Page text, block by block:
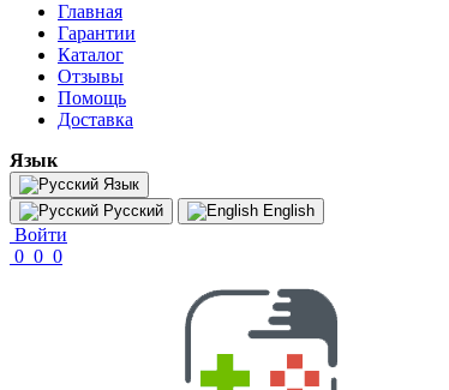
Главная
Гарантии
Каталог
Отзывы
Помощь
Доставка
Язык
Язык
Русский
English
Войти
0 0 0